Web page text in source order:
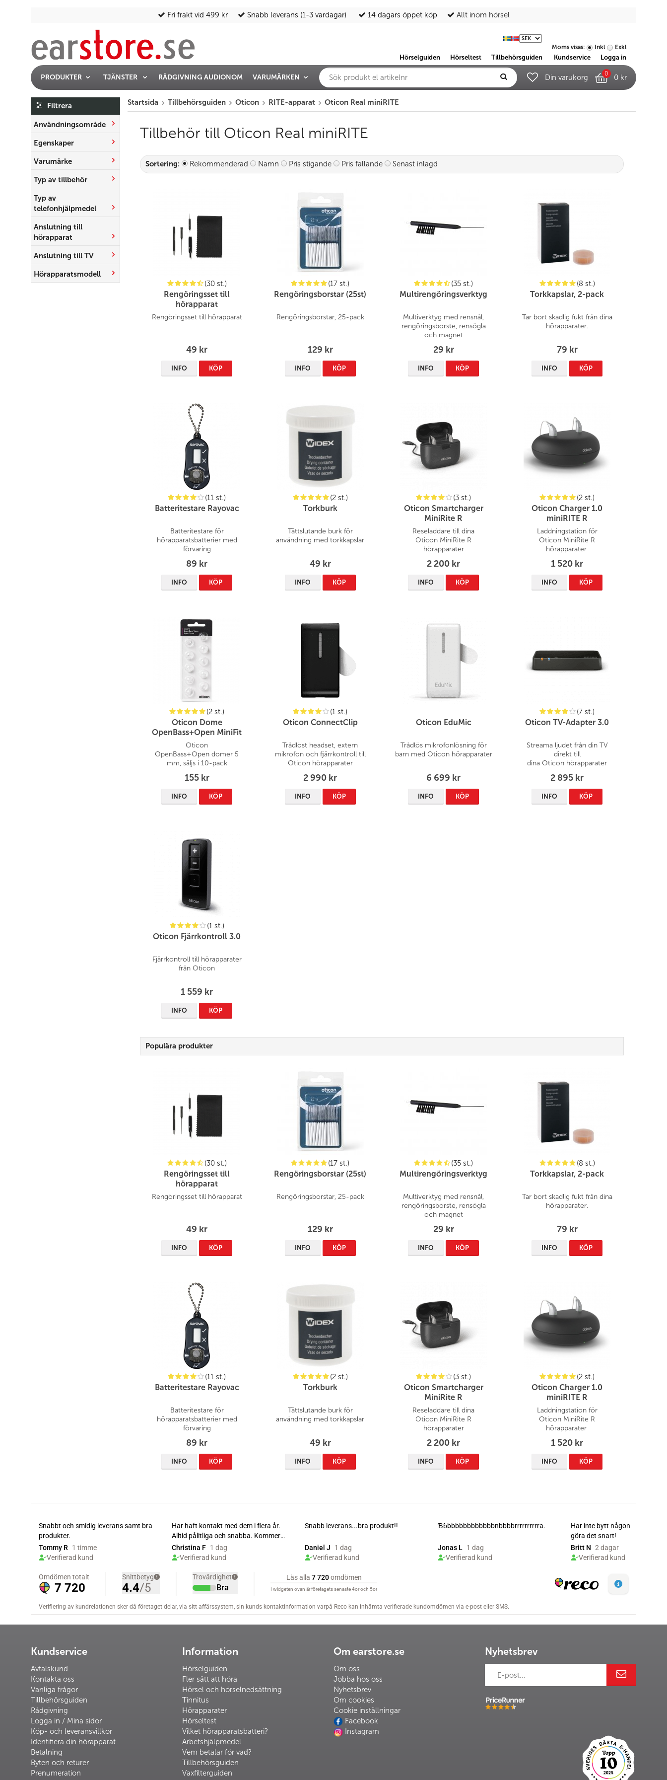
Fri frakt vid 499 kr Snabb leverans (1-3 vardagar) 14 dagars öppet köp Allt inom hörsel
Moms visas: Inkl Exkl
Hörselguiden Hörseltest Tillbehörsguiden Kundservice Logga in
PRODUKTER TJÄNSTER RÅDGIVNING AUDIONOM VARUMÄRKEN Din varukorg 0 0 kr
Filtrera
Användningsområde
Egenskaper
Varumärke
Typ av tillbehör
Typ av
telefonhjälpmedel
Anslutning till
hörapparat
Anslutning till TV
Hörapparatsmodell
Startsida Tillbehörsguiden Oticon RITE-apparat Oticon Real miniRITE
Tillbehör till Oticon Real miniRITE
Sortering: Rekommenderad Namn Pris stigande Pris fallande Senast inlagd
(30 st.)
Rengöringsset till
hörapparat
Rengöringsset till hörapparat
49 kr
INFO KÖP
(17 st.)
Rengöringsborstar (25st)
Rengöringsborstar, 25-pack
129 kr
INFO KÖP
(35 st.)
Multirengöringsverktyg
Multiverktyg med rensnål,
rengöringsborste, rensögla
och magnet
29 kr
INFO KÖP
(8 st.)
Torkkapslar, 2-pack
Tar bort skadlig fukt från dina
hörapparater.
79 kr
INFO KÖP
(11 st.)
Batteritestare Rayovac
Batteritestare för
hörapparatsbatterier med
förvaring
89 kr
INFO KÖP
(2 st.)
Torkburk
Tättslutande burk för
användning med torkkapslar
49 kr
INFO KÖP
(3 st.)
Oticon Smartcharger
MiniRite R
Reseladdare till dina
Oticon MiniRite R
hörapparater
2 200 kr
INFO KÖP
(2 st.)
Oticon Charger 1.0
miniRITE R
Laddningstation för
Oticon MiniRite R
hörapparater
1 520 kr
INFO KÖP
(2 st.)
Oticon Dome
OpenBass+Open MiniFit
10 st
Oticon
OpenBass+Open domer 5
mm, säljs i 10-pack
155 kr
INFO KÖP
(1 st.)
Oticon ConnectClip
Trådlöst headset, extern
mikrofon och fjärrkontroll till
Oticon hörapparater
2 990 kr
INFO KÖP
Oticon EduMic
Trådlös mikrofonlösning för
barn med Oticon hörapparater
6 699 kr
INFO KÖP
(7 st.)
Oticon TV-Adapter 3.0
Streama ljudet från din TV
direkt till
dina Oticon hörapparater
2 895 kr
INFO KÖP
(1 st.)
Oticon Fjärrkontroll 3.0
Fjärrkontroll till hörapparater
från Oticon
1 559 kr
INFO KÖP
Populära produkter
(30 st.)
Rengöringsset till
hörapparat
Rengöringsset till hörapparat
49 kr
INFO KÖP
(17 st.)
Rengöringsborstar (25st)
Rengöringsborstar, 25-pack
129 kr
INFO KÖP
(35 st.)
Multirengöringsverktyg
Multiverktyg med rensnål,
rengöringsborste, rensögla
och magnet
29 kr
INFO KÖP
(8 st.)
Torkkapslar, 2-pack
Tar bort skadlig fukt från dina
hörapparater.
79 kr
INFO KÖP
(11 st.)
Batteritestare Rayovac
Batteritestare för
hörapparatsbatterier med
förvaring
89 kr
INFO KÖP
(2 st.)
Torkburk
Tättslutande burk för
användning med torkkapslar
49 kr
INFO KÖP
(3 st.)
Oticon Smartcharger
MiniRite R
Reseladdare till dina
Oticon MiniRite R
hörapparater
2 200 kr
INFO KÖP
(2 st.)
Oticon Charger 1.0
miniRITE R
Laddningstation för
Oticon MiniRite R
hörapparater
1 520 kr
INFO KÖP
Kundservice
Avtalskund
Kontakta oss
Vanliga frågor
Tillbehörsguiden
Rådgivning
Logga in / Mina sidor
Köp- och leveransvillkor
Identifiera din hörapparat
Betalning
Byten och returer
Prenumeration
Information
Hörselguiden
Fler sätt att höra
Hörsel och hörselnedsättning
Tinnitus
Hörapparater
Hörseltest
Vilket hörapparatsbatteri?
Arbetshjälpmedel
Vem betalar för vad?
Tillbehörsguiden
Vaxfilterguiden
Om earstore.se
Om oss
Jobba hos oss
Nyhetsbrev
Om cookies
Cookie inställningar
Facebook
Instagram
Nyhetsbrev